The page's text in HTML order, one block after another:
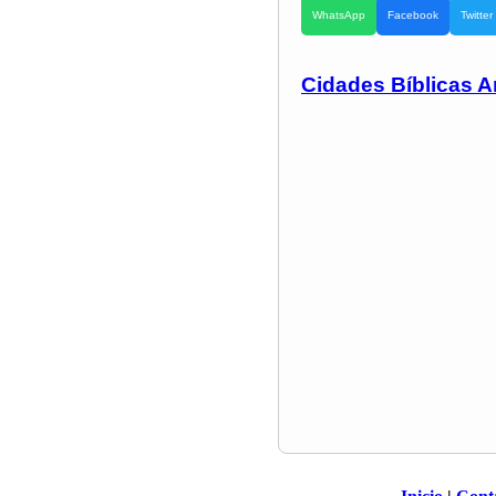
WhatsApp Facebook Twitter
Cidades Bíblicas